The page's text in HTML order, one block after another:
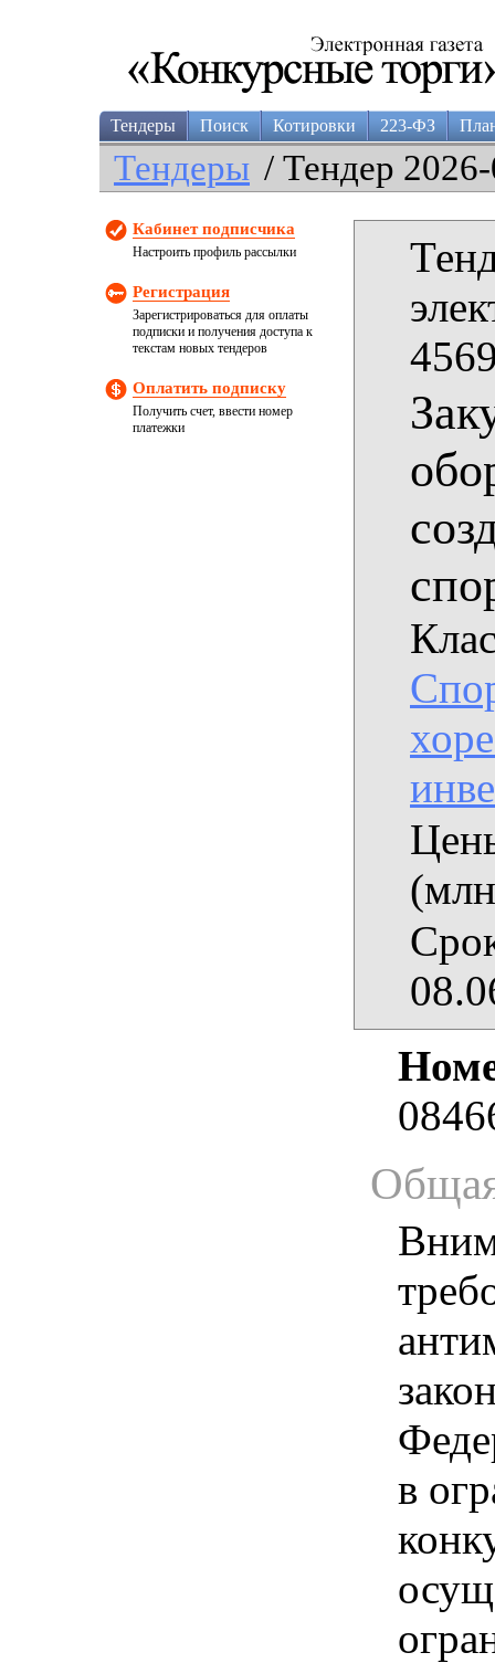
Тендеры Поиск Котировки 223-ФЗ
Тендеры / Тендер
Кабинет подписчика
Настроить профиль рассылки
Регистрация
Зарегистрироваться для оплаты
подписки и получения доступа к
текстам новых тендеров
Оплатить подписку
Получить счет, ввести номер
платежки
в